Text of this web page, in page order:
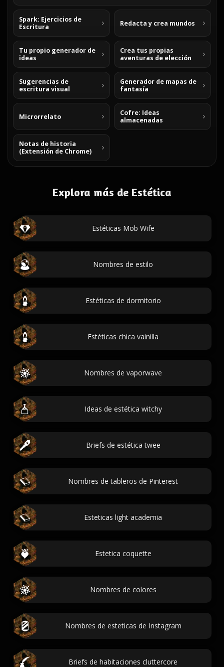
Spark: Ejercicios de
Escritura
Redacta y crea mundos
Tu propio generador de
ideas
Crea tus propias
aventuras de elección
Sugerencias de
escritura visual
Generador de mapas de
fantasía
Microrrelato
Cofre: Ideas
almacenadas
Notas de historia
(Extensión de Chrome)
Explora más de Estética
Estéticas Mob Wife
Nombres de estilo
Estéticas de dormitorio
Estéticas chica vainilla
Nombres de vaporwave
Ideas de estética witchy
Briefs de estética twee
Nombres de tableros de Pinterest
Esteticas light academia
Estetica coquette
Nombres de colores
Nombres de esteticas de Instagram
Briefs de habitaciones cluttercore